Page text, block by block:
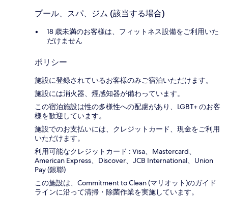
プール、スパ、ジム (該当する場合)
18 歳未満のお客様は、フィットネス設備をご利用いた
だけません
ポリシー
施設に登録されているお客様のみご宿泊いただけます。
施設には消火器、煙感知器が備わっています。
この宿泊施設は性の多様性への配慮があり、LGBT+ のお客
様を歓迎しています。
施設でのお支払いには、クレジットカード、現金をご利用
いただけます。
利用可能なクレジットカード : Visa、Mastercard、
American Express、Discover、JCB International、Union
Pay (銀聯)
この施設は、Commitment to Clean (マリオット)のガイド
ラインに沿って清掃・除菌作業を実施しています。